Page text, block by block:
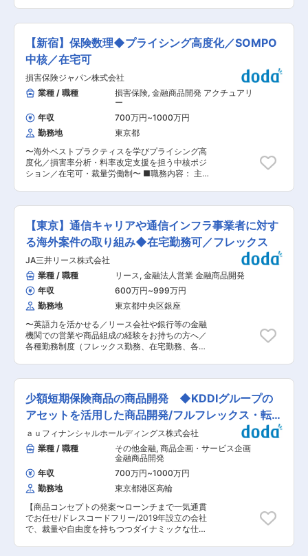
貸出約36％・預金約26％と高いシェアを誇りま
す。 ■働き方： ・フレックスタイム制／土日祝
sonpo.co.jp/news/tabid/85/Default.aspx?
itemid=501&dispmid=753 Apple Watch活用のワ
ークアウト保険：https://www.rakuten-
sonpo.co.jp/news/tabid/85/Default.aspx?
itemid=615&dispmid=753 ■キャリアパス 専門性
を深めるだけでなく、マネジメントやプロジェク
トリーダーも目指すことができます。 ■当社の魅
力 楽天Gは、国内外で約1億人の顧客を持ち、多
岐にわたるサービスを提供しています。楽天損保
は伝統的な損害保険と革新的なインターネットサ
ービスが融合した新しい保険会社です。楽天経済
圏の強みを活かし、常に新しい価値を提供し続け
ることができる環境が整っています。 ※TOEICス
す。 応募時に未受験の場合、受験手配いたしま
す。 ■契約社員について ・契約期間：6ヶ月（初
約期間上限5年（5年経過後に無期雇用契約社員を
提示） 変更の範囲：入社後に楽天G内および楽天
保険G内での異動や出向を命じる、または職位や
職種が変更となる場合があります
の分析・検証とアンダーライティング業務、再保
険業務等に従事いただきます。 ■ミッション 商
品戦略・政策の企画立案から新商品の開発・改
廃、収益性の検証、再保険業務まで、商品開発業
務全般を主導していただきます。 営業部門や関連
部署との連携を通じて、収支改善や商品力強化を
図り、将来的にはマネジメントする立場で、商品
開発部門の運営や戦略推進にも携わっていただく
ことを期待しています。 ＜業務の具体例＞ ・商
品戦略・商品政策（販売動向把握、商品統廃合を
含む）の企画・立案 ・商品の具体的開発および既
存商品の改定及び監督官庁への認可申請・届出 ・
アンダーライティング ・種目別・リスク別損害率
動向等の把握・分析、収支管理・改善 ・契約引
受・相談および商品企画・立案に係る営業部門へ
の支援 ・再保険手配および再保険事務構築・運営
成： 配属予定の商品開発部は6名のメンバーが在
籍しています。 ■キャリアパス： まずは商品開
発担当として業務を遂行いただき、その後ご本人
の意向に沿った形で、商品開発担当としてのエキ
スパート、または部をマネジメントするライン長
をご選択頂くことを想定しています。 ■同社につ
いて 同社はauフィナンシャルグループとして
「デジタル・スマホ×保険」領域で成長中の企業
です。近年自治体による加入義務化で注目されて
いる「自転車保険」で高い知名度を誇っており、
その他にもペット保険をはじめとした日常の事故
の補償など生活に密着した安心を提供していま
な裁量と責任感をもって業務に取り組んでいま
す。経営層との距離も近く、意欲次第で社歴が浅
なたのポテンシャルを最大限発揮できる環境が整
っています。 変更の範囲：会社の定める業務
【新宿】保険数理◆プライシング高度化／SOMPO
中核／在宅可
損害保険ジャパン株式会社
業種 / 職種
損害保険, 金融商品開発 アクチュアリ
ー
年収
700万円~1000万円
勤務地
東京都
〜海外ベストプラクティスを学びプライシング高
度化／損害率分析・料率改定支援を担う中核ポジ
ション／在宅可・裁量労働制〜 ■職務内容： 主
ング業務を担当いただきます。日本における伝統
的な手法にとどまらず、海外実務経験者のサポー
トの下、海外のベストプラクティスを学んでいた
だきながら、プライシング機能の高度化を担って
いただきます。 ■働き方： ご家庭の事情に合わ
せた在宅・シフト勤務活用や休暇取得を推進して
います。 ■企業の特徴／魅力： 当社は、大手保
険会社としての信頼と実績を誇ります。海外拠点
のグループ会社と連携し、グローバルな視点で事
業を展開しています。福利厚生が充実しており、
整っています。また、社内の風通しが良く、意見
やアイデアが尊重される文化が根付いています。
変更の範囲：会社の定める業務
【東京】通信キャリアや通信インフラ事業者に対す
る海外案件の取り組み◆在宅勤務可／フレックス
JA三井リース株式会社
業種 / 職種
リース, 金融法人営業 金融商品開発
年収
600万円~999万円
勤務地
東京都中央区銀座
〜英語力を活かせる／リース会社や銀行等の金融
機関での営業や商品組成の経験をお持ちの方へ／
各種勤務制度（フレックス勤務、在宅勤務、各種
担当する専門営業部にて、主に海外案件を中心に
ご担当いただきます。 当社では「社員の活躍」を
第一優先にしており、一人一人の高い知見を集約
し、大規模案件を複数名でチームとなり実行いた
だきます。 ■具体的な業務 ・通信キャリア・投
資会社等の顧客、及び当該業界向けストラクチャ
ードファイナンスを組成する海外金融機関との折
衝 ・顧客への各種ファイナンス提案 ・ヒアリン
グをもとにした、顧客の事業性や財務状況等の判
断 ・各種ファイナンスストラクチャーの組成・実
行 ■人員構成 IT・メディア部/16名（20代：6
名、30代：5名、40代：4名、50代：1名） 複数
のキャリア採用者が活躍しています。 ■働き方イ
メージ ・IT・メディア部では8時〜10時頃までに
出社をする社員が多いです。 ・業務の都合がつけ
ば、在宅勤務や15時以降にフレックス退社をする
少額短期保険商品の商品開発 ◆KDDIグループの
アセットを活用した商品開発/フルフレックス・転勤
なし
ａｕフィナンシャルホールディングス株式会社
業種 / 職種
その他金融, 商品企画・サービス企画
金融商品開発
年収
700万円~1000万円
勤務地
東京都港区高輪
【商品コンセプトの発案〜ローンチまで一気通貫
でお任せ/ドレスコードフリー/2019年設立の会社
で、裁量や自由度を持ちつつダイナミックな仕事